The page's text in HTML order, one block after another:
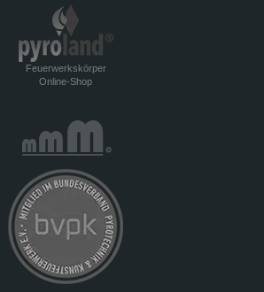
Feuerwerkskörper
Online-Shop